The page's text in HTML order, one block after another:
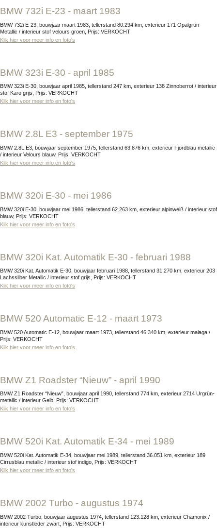
BMW 732i E-23 - maart 1983
BMW 732i E-23, bouwjaar maart 1983, tellerstand 80.294 km, exterieur 171 Opalgrün
Metallic / interieur stof velours groen, Prijs: VERKOCHT
Klik hier voor meer info en foto's
BMW 323i E-30 - april 1985
BMW 323i E-30, bouwjaar april 1985, tellerstand 247 km, exterieur 138 Zinnoberrot / interieur
stof Karo grijs, Prijs: VERKOCHT
Klik hier voor meer info en foto's
BMW 2.8L E3 - september 1975
BMW 2.8L E3, bouwjaar september 1975, tellerstand 63.876 km, exterieur Fjordblau metallic
/ interieur Velours blauw, Prijs: VERKOCHT
Klik hier voor meer info en foto's
BMW 320i E-30 - mei 1986
BMW 320i E-30, bouwjaar mei 1986, tellerstand 62.263 km, exterieur alpinweiß / interieur stof
blauw, Prijs: VERKOCHT
Klik hier voor meer info en foto's
BMW 320i Kat. Automatik E-30 - februari 1988
BMW 320i Kat. Automatik E-30, bouwjaar februari 1988, tellerstand 31.270 km, exterieur 203
Lachssilber Metallic / interieur stof grijs, Prijs: VERKOCHT
Klik hier voor meer info en foto's
BMW 520 Automatic E-12 - maart 1973
BMW 520 Automatic E-12, bouwjaar maart 1973, tellerstand 46.340 km, exterieur malaga /
Prijs: VERKOCHT
Klik hier voor meer info en foto's
BMW Z1 Roadster “Nieuw” - april 1990
BMW Z1 Roadster “Nieuw”, bouwjaar april 1990, tellerstand 774 km, exterieur 2714 Urgrün-
metallic / interieur Gelb, Prijs: VERKOCHT
Klik hier voor meer info en foto's
BMW 520i Kat. Automatik E-34 - mei 1989
BMW 520i Kat. Automatik E-34, bouwjaar mei 1989, tellerstand 36.051 km, exterieur 189
Cirrusblau metallic / interieur stof indigo, Prijs: VERKOCHT
Klik hier voor meer info en foto's
BMW 2002 Turbo - augustus 1974
BMW 2002 Turbo, bouwjaar augustus 1974, tellerstand 123.128 km, exterieur Chamonix /
interieur kunstleder zwart, Prijs: VERKOCHT